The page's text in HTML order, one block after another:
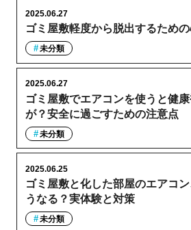
ゴミ屋敷軽度から脱出するため
2025.06.27
未分類
ゴミ屋敷でエアコンを使うと健
が？安全に過ごすための注意点
2025.06.27
未分類
ゴミ屋敷と化した部屋のエアコ
うなる？実体験と対策
2025.06.25
未分類